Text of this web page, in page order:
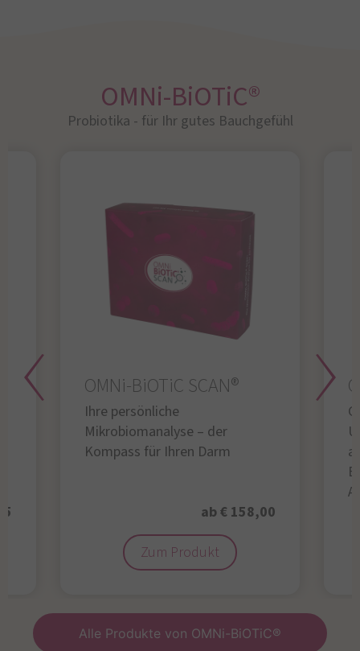
OMNi-BiOTiC®
Probiotika - für Ihr gutes Bauchgefühl​
OMNi-BiOTiC SCAN®
Ihre persönliche
Mikrobiomanalyse – der
Kompass für Ihren Darm
ab € 158,00
Zum Produkt
Alle Produkte von OMNi-BiOTiC®